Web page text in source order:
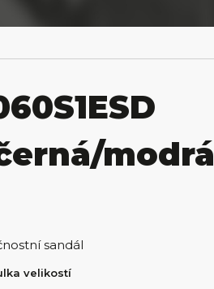
modrá
sandál
velikostí